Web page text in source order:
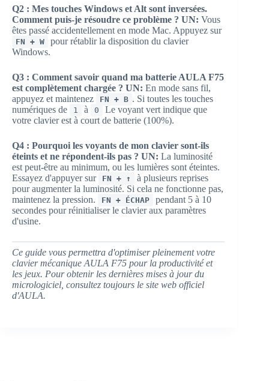
Q2 : Mes touches Windows et Alt sont inversées.
Comment puis-je résoudre ce problème ? UN: Vous
êtes passé accidentellement en mode Mac. Appuyez sur
FN + W
pour rétablir la disposition du clavier
Windows.
Q3 : Comment savoir quand ma batterie AULA F75
est complètement chargée ? UN: En mode sans fil,
appuyez et maintenez
FN + B . Si toutes les touches
numériques de
1 à 0
Le voyant vert indique que
votre clavier est à court de batterie (100%).
Q4 : Pourquoi les voyants de mon clavier sont-ils
éteints et ne répondent-ils pas ? UN: La luminosité
est peut-être au minimum, ou les lumières sont éteintes.
Essayez d'appuyer sur
FN + ↑
à plusieurs reprises
pour augmenter la luminosité. Si cela ne fonctionne pas,
maintenez la pression.
FN + ÉCHAP
pendant 5 à 10
secondes pour réinitialiser le clavier aux paramètres
d'usine.
Ce guide vous permettra d'optimiser pleinement votre
clavier mécanique AULA F75 pour la productivité et
les jeux. Pour obtenir les dernières mises à jour du
micrologiciel, consultez toujours le site web officiel
d'AULA.